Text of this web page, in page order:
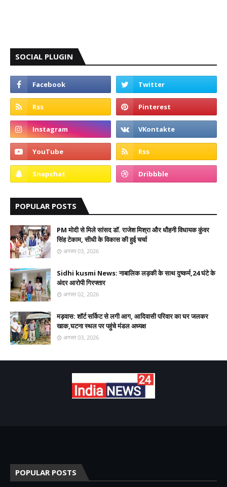
SOCIAL PLUGIN
POPULAR POSTS
PM मोदी से मिले सांसद डॉ. राजेश मिश्रा और धौहनी विधायक कुंवर
सिंह टेकाम, सीधी के विकास की हुई चर्चा
अगस्त 03, 2026
Sidhi kusmi News: नाबालिक लड़की के साथ दुष्कर्म,24 घंटे के
अंदर आरोपी गिरफ्तार
अगस्त 02, 2026
मड़वास: शॉर्ट सर्किट से लगी आग, आदिवासी परिवार का घर जलकर
खाक,घटना स्थल पर पहुंचे मंडल अध्यक्ष
अगस्त 03, 2026
POPULAR POSTS